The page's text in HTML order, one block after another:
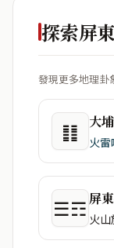
探索屏
發現更多地理卦
䷁ 大
火
☰☶ 屏
火山